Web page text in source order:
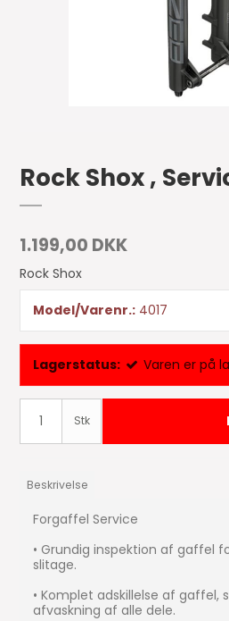
Rock Shox ,
1.199,00 DKK
Rock Shox
Model/Varenr.: 4017
Lagerstatus: Varen er på
Stk
Beskrivelse
Forgaffel Service
• Grundig inspektion af gaffel
slitage.
• Komplet adskillelse af gaffel,
afvaskning af alle dele.